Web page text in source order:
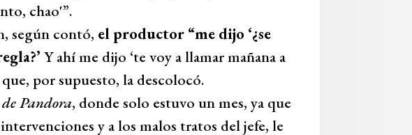
chao'”.
según contó, el productor “me dijo ‘¿se
Y ahí me dijo ‘te voy a llamar mañana a
por supuesto, la descolocó.
Pandora, donde solo estuvo un mes, ya que
y a los malos tratos del jefe, le